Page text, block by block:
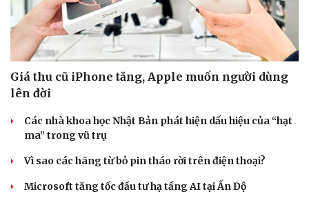
Giá thu cũ iPhone tăng, Apple muốn người dùng
lên đời
Các nhà khoa học Nhật Bản phát hiện dấu hiệu của “hạt
ma” trong vũ trụ
Vì sao các hãng từ bỏ pin tháo rời trên điện thoại?
Microsoft tăng tốc đầu tư hạ tầng AI tại Ấn Độ